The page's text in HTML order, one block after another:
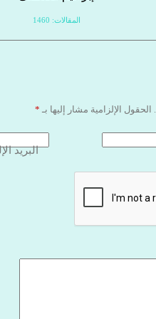
المقالات: 1460
الحقول الإلزامية مشار إليها بـ *
البريد